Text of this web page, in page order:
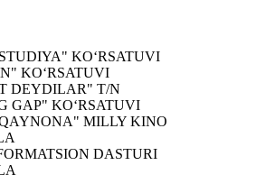
KO‘RSATUVI
KO‘RSATUVI
DEYDILAR" T/N
GAP" KO‘RSATUVI
MILLY KINO
DASTURI